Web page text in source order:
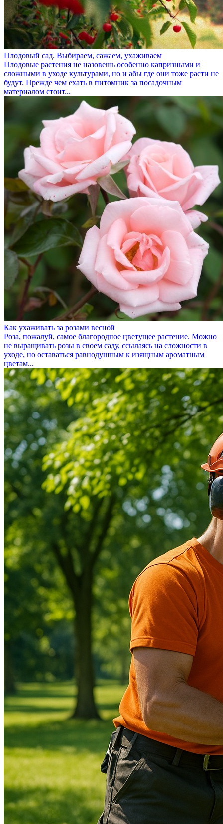
Плодовый сад. Выбираем, сажаем, ухаживаем
Плодовые растения не назовешь особенно капризными и
сложными в уходе культурами, но и абы где они тоже расти не
будут. Прежде чем ехать в питомник за посадочным
материалом стоит...
Как ухаживать за розами весной
Роза, пожалуй, самое благородное цветущее растение. Можно
не выращивать розы в своем саду, ссылаясь на сложности в
уходе, но оставаться равнодушным к изящным ароматным
цветам...